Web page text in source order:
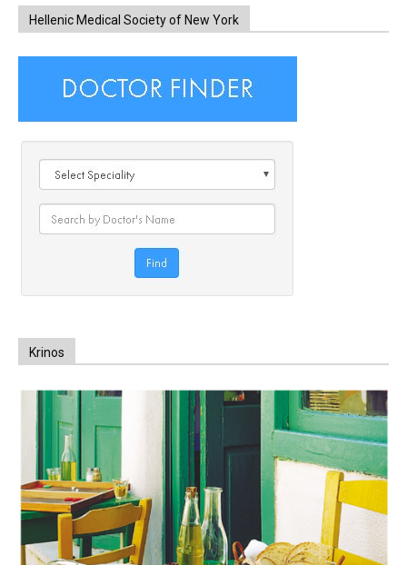
Hellenic Medical Society of New York
Krinos